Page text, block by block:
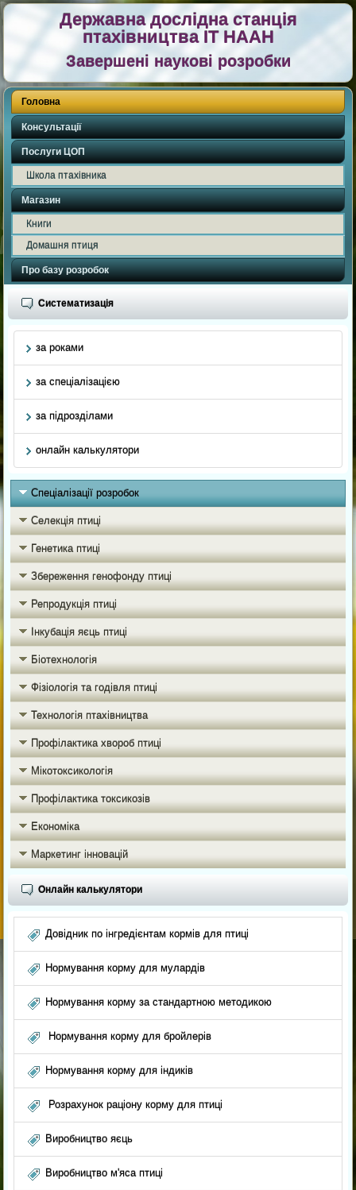
Державна дослідна станція
птахівництва ІТ НААН
Завершені наукові розробки
Головна
Консультації
Послуги ЦОП
Школа птахівника
Магазин
Книги
Домашня птиця
Про базу розробок
Систематизація
за роками
за спеціалізацією
за підрозділами
онлайн калькулятори
Спеціалізації розробок
Селекція птиці
Генетика птиці
Збереження генофонду птиці
Репродукція птиці
Інкубація яєць птиці
Біотехнологія
Фізіологія та годівля птиці
Технологія птахівництва
Профілактика хвороб птиці
Мікотоксикологія
Профілактика токсикозів
Економіка
Маркетинг інновацій
Онлайн калькулятори
Довідник по інгредієнтам кормів для птиці
Нормування корму для мулардів
Нормування корму за стандартною методикою
Нормування корму для бройлерів
Нормування корму для індиків
Розрахунок раціону корму для птиці
Виробництво яєць
Виробництво м'яса птиці